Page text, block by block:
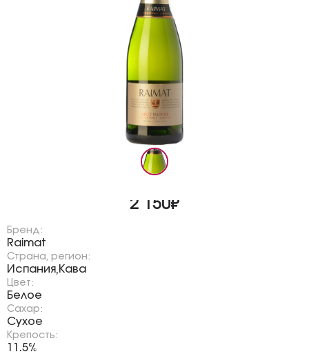
2 150₽
Бренд:
Raimat
Страна, регион:
Испания,Кава
Цвет:
Белое
Сахар:
Сухое
Крепость:
11.5%